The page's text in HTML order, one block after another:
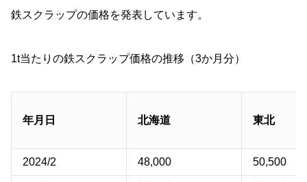
鉄スクラップの価格を発表しています。
1t当たりの鉄スクラップ価格の推移（3か月分）
年月日 北海道 東北
2024/2 48,000 50,500